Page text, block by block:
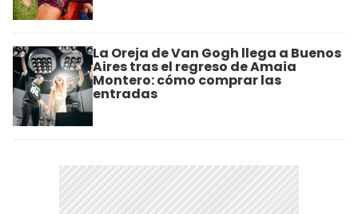
La Oreja de Van Gogh llega a Buenos
Aires tras el regreso de Amaia
Montero: cómo comprar las
entradas